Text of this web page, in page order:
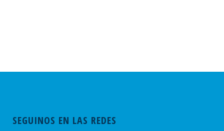
SEGUINOS EN LAS REDES